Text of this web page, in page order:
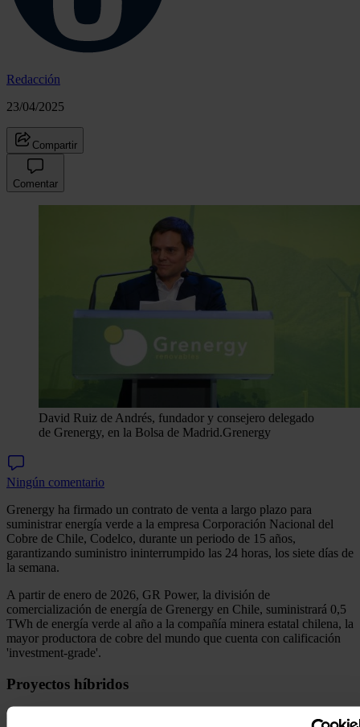
Redacción
23/04/2025
Compartir
Comentar
David Ruiz de Andrés, fundador y consejero delegado
de Grenergy, en la Bolsa de Madrid.Grenergy
Ningún comentario
Grenergy ha firmado un contrato de venta a largo plazo para
suministrar energía verde a la empresa Corporación Nacional del
Cobre de Chile, Codelco, durante un periodo de 15 años,
garantizando suministro ininterrumpido las 24 horas, los siete días de
la semana.
A partir de enero de 2026, GR Power, la división de
comercialización de energía de Grenergy en Chile, suministrará 0,5
TWh de energía verde al año a la compañía minera estatal chilena, la
mayor productora de cobre del mundo que cuenta con calificación
'investment-grade'.
Proyectos híbridos
La energía provendrá principalmente de la plataforma que Grenergy